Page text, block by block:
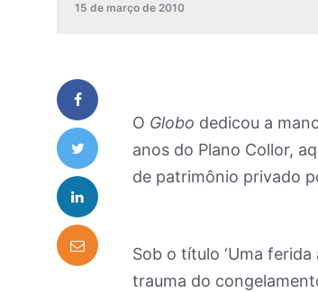
15 de março de 2010
O Globo dedicou a
anos do Plano Collor,
de patrimônio privado
Sob o título ‘Uma
trauma do